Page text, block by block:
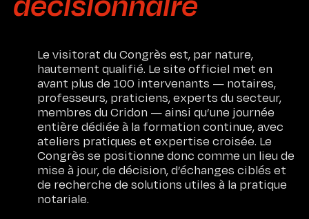
Méthodologie
Expertises
L’Agence
Engagements
Contact
Certifications
Le visitorat du Congrès est, par nature,
hautement qualifié. Le site officiel met en
avant plus de 100 intervenants — notaires,
professeurs, praticiens, experts du secteur,
membres du Cridon — ainsi qu’une journée
entière dédiée à la formation continue, avec
ateliers pratiques et expertise croisée. Le
Congrès se positionne donc comme un lieu de
mise à jour, de décision, d’échanges ciblés et
de recherche de solutions utiles à la pratique
notariale.